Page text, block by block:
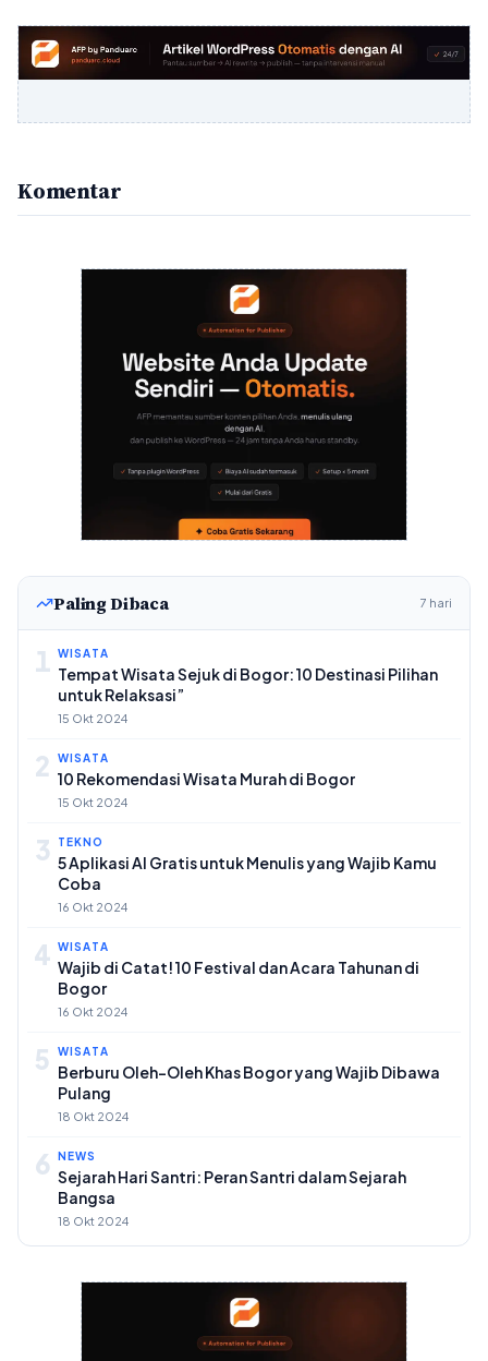
Komentar
Paling Dibaca 7 hari
1 WISATA
Tempat Wisata Sejuk di Bogor: 10 Destinasi Pilihan
untuk Relaksasi”
15 Okt 2024
2 WISATA
10 Rekomendasi Wisata Murah di Bogor
15 Okt 2024
3 TEKNO
5 Aplikasi AI Gratis untuk Menulis yang Wajib Kamu
Coba
16 Okt 2024
4 WISATA
Wajib di Catat! 10 Festival dan Acara Tahunan di
Bogor
16 Okt 2024
5 WISATA
Berburu Oleh-Oleh Khas Bogor yang Wajib Dibawa
Pulang
18 Okt 2024
6 NEWS
Sejarah Hari Santri: Peran Santri dalam Sejarah
Bangsa
18 Okt 2024